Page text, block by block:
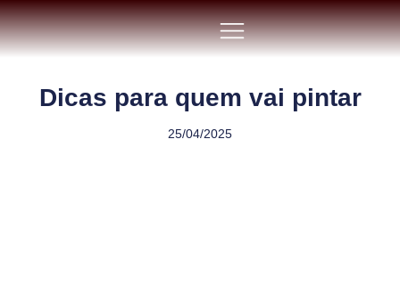
Dicas para quem vai pintar
25/04/2025